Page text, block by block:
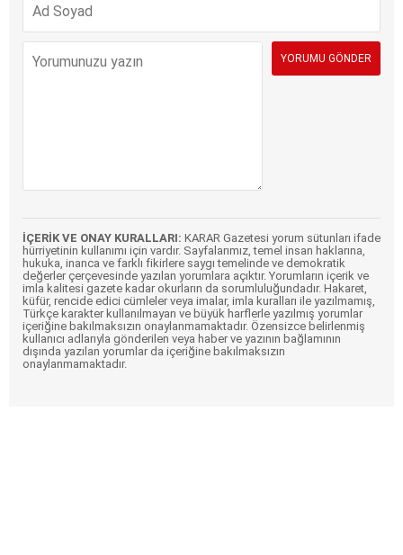
İÇERİK VE ONAY KURALLARI: KARAR Gazetesi yorum sütunları ifade
hürriyetinin kullanımı için vardır. Sayfalarımız, temel insan haklarına,
hukuka, inanca ve farklı fikirlere saygı temelinde ve demokratik
değerler çerçevesinde yazılan yorumlara açıktır. Yorumların içerik ve
imla kalitesi gazete kadar okurların da sorumluluğundadır. Hakaret,
küfür, rencide edici cümleler veya imalar, imla kuralları ile yazılmamış,
Türkçe karakter kullanılmayan ve büyük harflerle yazılmış yorumlar
içeriğine bakılmaksızın onaylanmamaktadır. Özensizce belirlenmiş
kullanıcı adlarıyla gönderilen veya haber ve yazının bağlamının
dışında yazılan yorumlar da içeriğine bakılmaksızın
onaylanmamaktadır.